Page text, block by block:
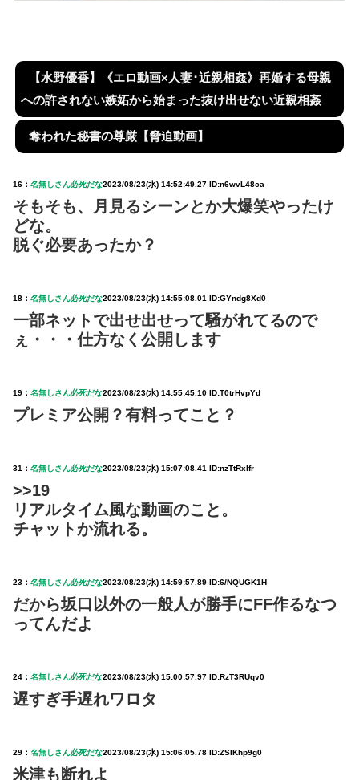
【水野優香】《エロ動画×人妻･近親相姦》再婚する母親
への許されない嫉妬から始まった抜け出せない近親相姦
奪われた秘書の尊厳【脅迫動画】
16： 名無しさん必死だな2023/08/23(水) 14:52:49.27 ID:n6wvL48ca
そもそも、月見るシーンとか大爆笑やったけ
どな。
脱ぐ必要あったか？
18： 名無しさん必死だな2023/08/23(水) 14:55:08.01 ID:GYndg8Xd0
一部ネットで出せ出せって騒がれてるので
ぇ・・・仕方なく公開します
19： 名無しさん必死だな2023/08/23(水) 14:55:45.10 ID:T0trHvpYd
プレミア公開？有料ってこと？
31： 名無しさん必死だな2023/08/23(水) 15:07:08.41 ID:nzTtRxlfr
>>19
リアルタイム風な動画のこと。
チャットか流れる。
23： 名無しさん必死だな2023/08/23(水) 14:59:57.89 ID:6/NQUGK1H
だから坂口以外の一般人が勝手にFF作るなつ
ってんだよ
24： 名無しさん必死だな2023/08/23(水) 15:00:57.97 ID:RzT3RUqv0
遅すぎ手遅れワロタ
29： 名無しさん必死だな2023/08/23(水) 15:06:05.78 ID:ZSIKhp9g0
米津も断れよ